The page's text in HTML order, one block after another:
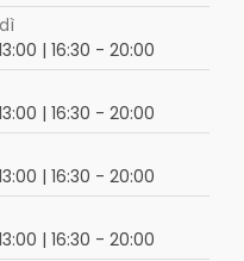
| 16:30 - 20:00
| 16:30 - 20:00
| 16:30 - 20:00
| 16:30 - 20:00